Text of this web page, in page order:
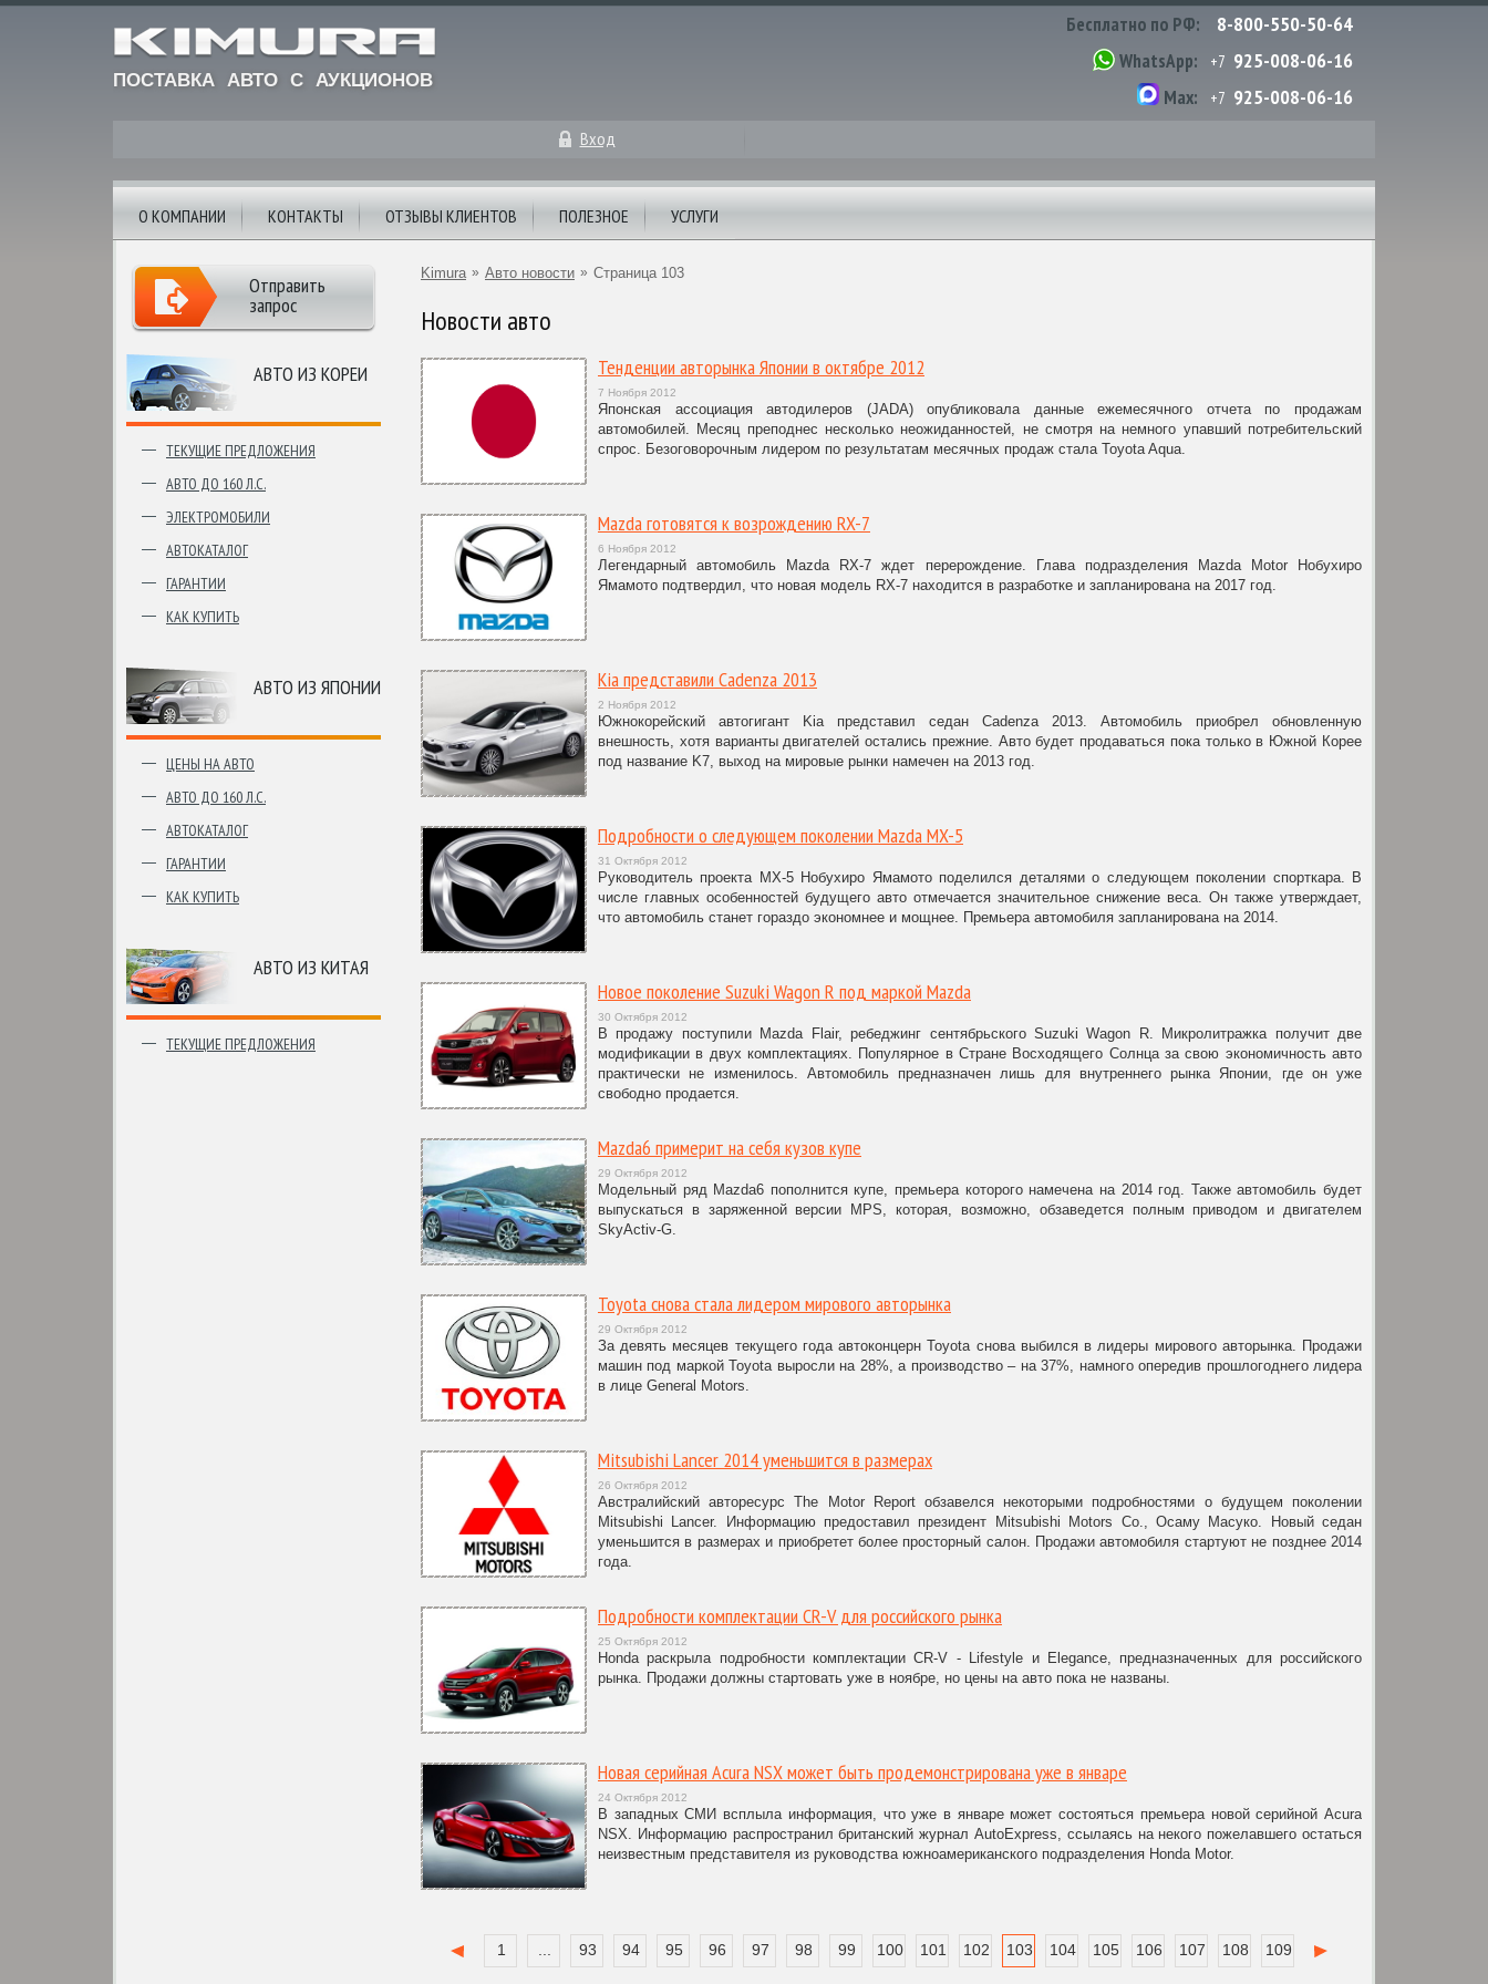
ПОСТАВКА АВТО С АУКЦИОНОВ
Бесплатно по РФ: 8-800-550-50-64
WhatsApp: +7 925-008-06-16
Max: +7 925-008-06-16
Вход
О КОМПАНИИ КОНТАКТЫ ОТЗЫВЫ КЛИЕНТОВ ПОЛЕЗНОЕ УСЛУГИ
АВТО ИЗ КОРЕИ
ТЕКУЩИЕ ПРЕДЛОЖЕНИЯ
АВТО ДО 160 Л.С.
ЭЛЕКТРОМОБИЛИ
АВТОКАТАЛОГ
ГАРАНТИИ
КАК КУПИТЬ
АВТО ИЗ ЯПОНИИ
ЦЕНЫ НА АВТО
АВТО ДО 160 Л.С.
АВТОКАТАЛОГ
ГАРАНТИИ
КАК КУПИТЬ
АВТО ИЗ КИТАЯ
ТЕКУЩИЕ ПРЕДЛОЖЕНИЯ
Отправить
запрос
Kimura » Авто новости » Страница 103
Новости авто
Тенденции авторынка Японии в октябре 2012
7 Ноября 2012
Японская ассоциация автодилеров (JADA) опубликовала данные ежемесячного отчета по продажам
автомобилей. Месяц преподнес несколько неожиданностей, не смотря на немного упавший потребительский
спрос. Безоговорочным лидером по результатам месячных продаж стала Toyota Aqua.
Mazda готовятся к возрождению RX-7
6 Ноября 2012
Легендарный автомобиль Mazda RX-7 ждет перерождение. Глава подразделения Mazda Motor Нобухиро
Ямамото подтвердил, что новая модель RX-7 находится в разработке и запланирована на 2017 год.
Kia представили Cadenza 2013
2 Ноября 2012
Южнокорейский автогигант Kia представил седан Cadenza 2013. Автомобиль приобрел обновленную
внешность, хотя варианты двигателей остались прежние. Авто будет продаваться пока только в Южной Корее
под название K7, выход на мировые рынки намечен на 2013 год.
Подробности о следующем поколении Mazda MX-5
31 Октября 2012
Руководитель проекта MX-5 Нобухиро Ямамото поделился деталями о следующем поколении спорткара. В
числе главных особенностей будущего авто отмечается значительное снижение веса. Он также утверждает,
что автомобиль станет гораздо экономнее и мощнее. Премьера автомобиля запланирована на 2014.
Новое поколение Suzuki Wagon R под маркой Mazda
30 Октября 2012
В продажу поступили Mazda Flair, ребеджинг сентябрьского Suzuki Wagon R. Микролитражка получит две
модификации в двух комплектациях. Популярное в Стране Восходящего Солнца за свою экономичность авто
практически не изменилось. Автомобиль предназначен лишь для внутреннего рынка Японии, где он уже
свободно продается.
Mazda6 примерит на себя кузов купе
29 Октября 2012
Модельный ряд Mazda6 пополнится купе, премьера которого намечена на 2014 год. Также автомобиль будет
выпускаться в заряженной версии MPS, которая, возможно, обзаведется полным приводом и двигателем
SkyActiv-G.
Toyota снова стала лидером мирового авторынка
29 Октября 2012
За девять месяцев текущего года автоконцерн Toyota снова выбился в лидеры мирового авторынка. Продажи
машин под маркой Toyota выросли на 28%, а производство – на 37%, намного опередив прошлогоднего лидера
в лице General Motors.
Mitsubishi Lancer 2014 уменьшится в размерах
26 Октября 2012
Австралийский авторесурс The Motor Report обзавелся некоторыми подробностями о будущем поколении
Mitsubishi Lancer. Информацию предоставил президент Mitsubishi Motors Co., Осаму Масуко. Новый седан
уменьшится в размерах и приобретет более просторный салон. Продажи автомобиля стартуют не позднее 2014
года.
Подробности комплектации CR-V для российского рынка
25 Октября 2012
Honda раскрыла подробности комплектации CR-V - Lifestyle и Elegance, предназначенных для российского
рынка. Продажи должны стартовать уже в ноябре, но цены на авто пока не названы.
Новая серийная Acura NSX может быть продемонстрирована уже в январе
24 Октября 2012
В западных СМИ всплыла информация, что уже в январе может состояться премьера новой серийной Acura
NSX. Информацию распространил британский журнал AutoExpress, ссылаясь на некого пожелавшего остаться
неизвестным представителя из руководства южноамериканского подразделения Honda Motor.
1 93 94 95 96 97 98 99 100 101 102 103 104 105 106 107 108 109